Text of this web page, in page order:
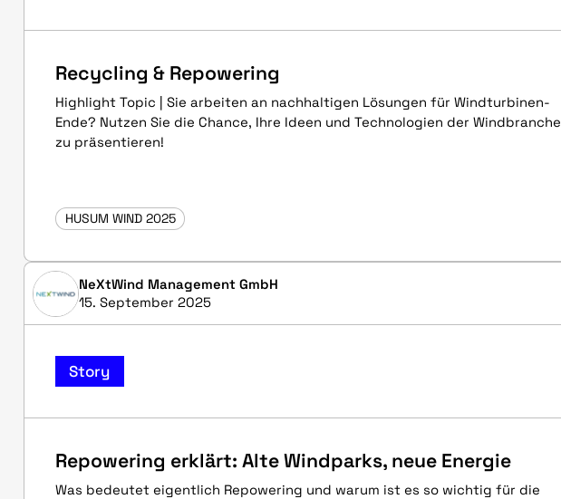
Recycling & Repowering
Highlight Topic | Sie arbeiten an nachhaltigen Lösungen für Windturbinen-
Ende? Nutzen Sie die Chance, Ihre Ideen und Technologien der Windbranche
zu präsentieren!
HUSUM WIND 2025
NeXtWind Management GmbH
15. September 2025
Story
Repowering erklärt: Alte Windparks, neue Energie
Was bedeutet eigentlich Repowering und warum ist es so wichtig für die